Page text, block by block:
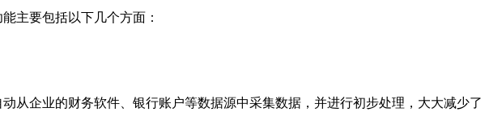
主要包括以下几个方面：
从企业的财务软件、银行账户等数据源中采集数据，并进行初步处理，大大减少了